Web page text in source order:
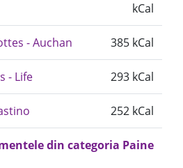
kCal
- Auchan 385 kCal
- Life 293 kCal
252 kCal
din categoria Paine